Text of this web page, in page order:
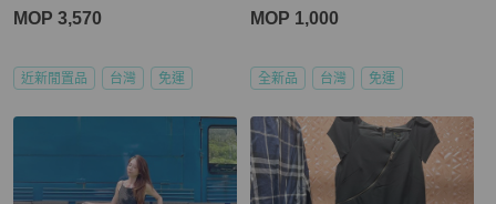
MOP 3,570
近新閒置品 台灣 免運
MOP 1,000
全新品 台灣 免運